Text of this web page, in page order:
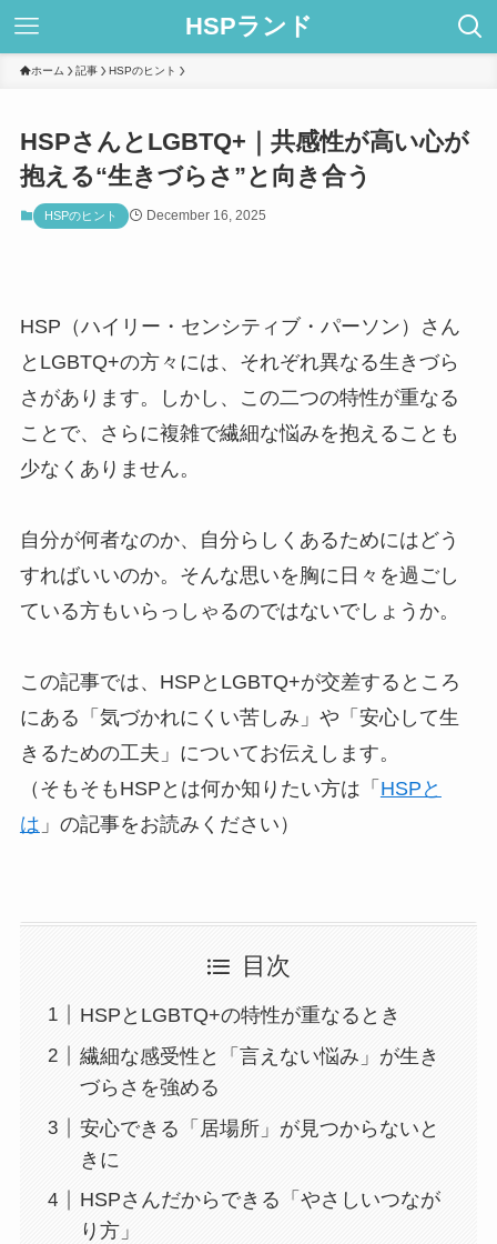
HSPランド
ホーム 記事 HSPのヒント
HSPさんとLGBTQ+｜共感性が高い心が
抱える“生きづらさ”と向き合う
HSPのヒント December 16, 2025
HSP（ハイリー・センシティブ・パーソン）さん
とLGBTQ+の方々には、それぞれ異なる生きづら
さがあります。しかし、この二つの特性が重なる
ことで、さらに複雑で繊細な悩みを抱えることも
少なくありません。
自分が何者なのか、自分らしくあるためにはどう
すればいいのか。そんな思いを胸に日々を過ごし
ている方もいらっしゃるのではないでしょうか。
この記事では、HSPとLGBTQ+が交差するところ
にある「気づかれにくい苦しみ」や「安心して生
きるための工夫」についてお伝えします。
（そもそもHSPとは何か知りたい方は「 HSPと
は 」の記事をお読みください）
目次
HSPとLGBTQ+の特性が重なるとき
繊細な感受性と「言えない悩み」が生き
づらさを強める
安心できる「居場所」が見つからないと
きに
HSPさんだからできる「やさしいつなが
り方」